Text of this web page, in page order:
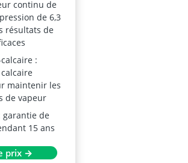
continu de
de 6,3
résultats de
:
maintenir les
de vapeur
garantie de
15 ans
prix →